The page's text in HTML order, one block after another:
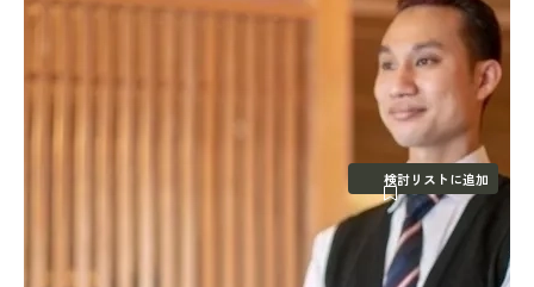
検討リストに追加